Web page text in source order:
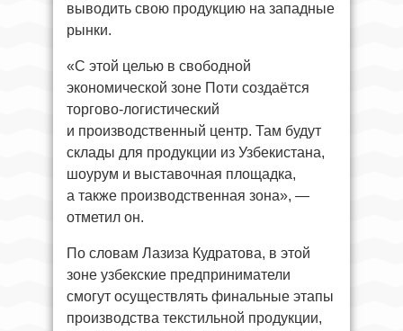
выводить свою продукцию на западные
рынки.
«С этой целью в свободной
экономической зоне Поти создаётся
торгово-логистический
и производственный центр. Там будут
склады для продукции из Узбекистана,
шоурум и выставочная площадка,
а также производственная зона», —
отметил он.
По словам Лазиза Кудратова, в этой
зоне узбекские предприниматели
смогут осуществлять финальные этапы
производства текстильной продукции,